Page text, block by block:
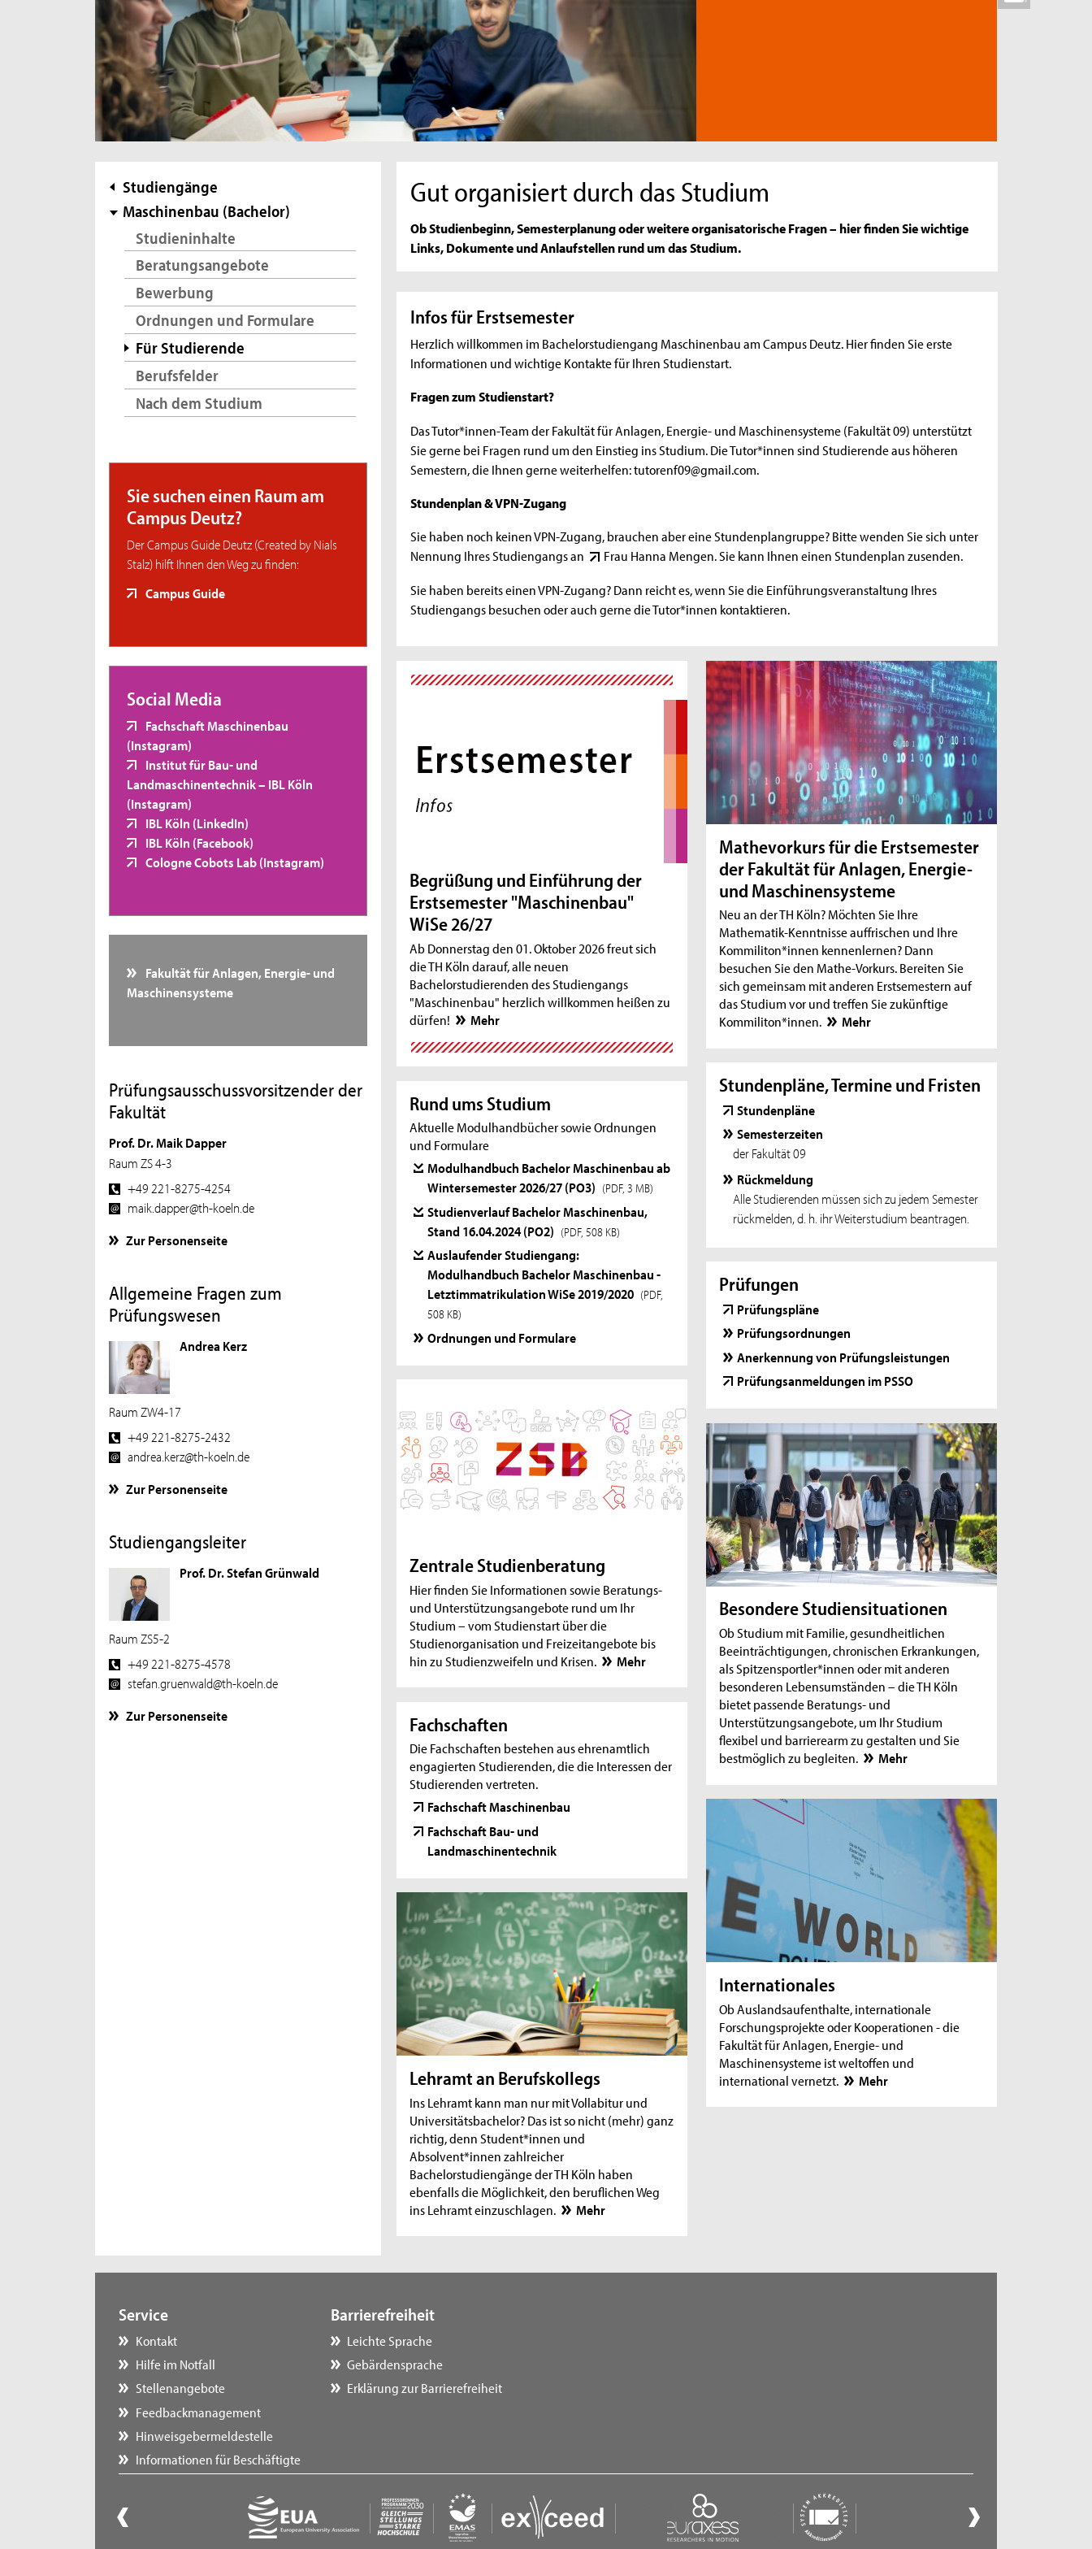
Subnavigation
Studiengänge
Maschinenbau (Bachelor)
Studieninhalte
Beratungsangebote
Bewerbung
Ordnungen und Formulare
Für Studierende
Berufsfelder
Nach dem Studium
Sie suchen einen Raum am
Campus Deutz?
Der Campus Guide Deutz (Created by Nials
Stalz) hilft Ihnen den Weg zu finden:
Campus Guide
Social Media
Fachschaft Maschinenbau
(Instagram)
Institut für Bau- und
Landmaschinentechnik – IBL Köln
(Instagram)
IBL Köln (LinkedIn)
IBL Köln (Facebook)
Cologne Cobots Lab (Instagram)
Fakultät für Anlagen, Energie- und
Maschinensysteme
Prüfungsausschussvorsitzender der
Fakultät
Prof. Dr. Maik Dapper
Raum ZS 4-3
+49 221-8275-4254
maik.dapper@th-koeln.de
Zur Personenseite
Allgemeine Fragen zum
Prüfungswesen
Andrea Kerz
Raum ZW4-17
+49 221-8275-2432
andrea.kerz@th-koeln.de
Zur Personenseite
Studiengangsleiter
Prof. Dr. Stefan Grünwald
Raum ZS5-2
+49 221-8275-4578
stefan.gruenwald@th-koeln.de
Zur Personenseite
Gut organisiert durch das Studium
Ob Studienbeginn, Semesterplanung oder weitere organisatorische Fragen – hier finden Sie wichtige
Links, Dokumente und Anlaufstellen rund um das Studium.
Infos für Erstsemester
Herzlich willkommen im Bachelorstudiengang Maschinenbau am Campus Deutz. Hier finden Sie erste
Informationen und wichtige Kontakte für Ihren Studienstart.
Fragen zum Studienstart?
Das Tutor*innen-Team der Fakultät für Anlagen, Energie- und Maschinensysteme (Fakultät 09) unterstützt
Sie gerne bei Fragen rund um den Einstieg ins Studium. Die Tutor*innen sind Studierende aus höheren
Semestern, die Ihnen gerne weiterhelfen: tutorenf09@gmail.com.
Stundenplan & VPN-Zugang
Sie haben noch keinen VPN-Zugang, brauchen aber eine Stundenplangruppe? Bitte wenden Sie sich unter
Nennung Ihres Studiengangs an
Frau Hanna Mengen. Sie kann Ihnen einen Stundenplan zusenden.
Sie haben bereits einen VPN-Zugang? Dann reicht es, wenn Sie die Einführungsveranstaltung Ihres
Studiengangs besuchen oder auch gerne die Tutor*innen kontaktieren.
Begrüßung und Einführung der
Erstsemester "Maschinenbau"
WiSe 26/27
Ab Donnerstag den 01. Oktober 2026 freut sich
die TH Köln darauf, alle neuen
Bachelorstudierenden des Studiengangs
"Maschinenbau" herzlich willkommen heißen zu
dürfen!
Mehr
Mathevorkurs für die Erstsemester
der Fakultät für Anlagen, Energie-
und Maschinensysteme
Neu an der TH Köln? Möchten Sie Ihre
Mathematik-Kenntnisse auffrischen und Ihre
Kommiliton*innen kennenlernen? Dann
besuchen Sie den Mathe-Vorkurs. Bereiten Sie
sich gemeinsam mit anderen Erstsemestern auf
das Studium vor und treffen Sie zukünftige
Kommiliton*innen.
Mehr
Stundenpläne, Termine und Fristen
Stundenpläne
Semesterzeiten
der Fakultät 09
Rückmeldung
Alle Studierenden müssen sich zu jedem Semester
rückmelden, d. h. ihr Weiterstudium beantragen.
Rund ums Studium
Aktuelle Modulhandbücher sowie Ordnungen
und Formulare
Modulhandbuch Bachelor Maschinenbau ab
Wintersemester 2026/27 (PO3) (PDF, 3 MB)
Studienverlauf Bachelor Maschinenbau,
Stand 16.04.2024 (PO2) (PDF, 508 KB)
Auslaufender Studiengang:
Modulhandbuch Bachelor Maschinenbau -
Letztimmatrikulation WiSe 2019/2020 (PDF,
508 KB)
Ordnungen und Formulare
Prüfungen
Prüfungspläne
Prüfungsordnungen
Anerkennung von Prüfungsleistungen
Prüfungsanmeldungen im PSSO
Zentrale Studienberatung
Hier finden Sie Informationen sowie Beratungs-
und Unterstützungsangebote rund um Ihr
Studium – vom Studienstart über die
Studienorganisation und Freizeitangebote bis
hin zu Studienzweifeln und Krisen.
Mehr
Besondere Studiensituationen
Ob Studium mit Familie, gesundheitlichen
Beeinträchtigungen, chronischen Erkrankungen,
als Spitzensportler*innen oder mit anderen
besonderen Lebensumständen – die TH Köln
bietet passende Beratungs- und
Unterstützungsangebote, um Ihr Studium
flexibel und barrierearm zu gestalten und Sie
bestmöglich zu begleiten.
Mehr
Fachschaften
Die Fachschaften bestehen aus ehrenamtlich
engagierten Studierenden, die die Interessen der
Studierenden vertreten.
Fachschaft Maschinenbau
Fachschaft Bau- und
Landmaschinentechnik
Internationales
Ob Auslandsaufenthalte, internationale
Forschungsprojekte oder Kooperationen - die
Fakultät für Anlagen, Energie- und
Maschinensysteme ist weltoffen und
international vernetzt.
Mehr
Lehramt an Berufskollegs
Ins Lehramt kann man nur mit Vollabitur und
Universitätsbachelor? Das ist so nicht (mehr) ganz
richtig, denn Student*innen und
Absolvent*innen zahlreicher
Bachelorstudiengänge der TH Köln haben
ebenfalls die Möglichkeit, den beruflichen Weg
ins Lehramt einzuschlagen.
Mehr
Service
Kontakt
Hilfe im Notfall
Stellenangebote
Feedbackmanagement
Hinweisgebermeldestelle
Informationen für Beschäftigte
Barrierefreiheit
Leichte Sprache
Gebärdensprache
Erklärung zur Barrierefreiheit